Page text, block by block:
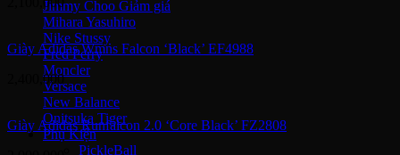
Jimmy Choo
Mihara Yasuhiro
Nike Stussy
Fred Perry
Moncler
Versace
New Balance
Onitsuka Tiger
Phụ Kiện
PickleBall
Giày Adidas Wmns Falcon ‘Black’ EF4988
2,400,000
Giày Adidas Runfalcon 2.0 ‘Core Black’ FZ2808